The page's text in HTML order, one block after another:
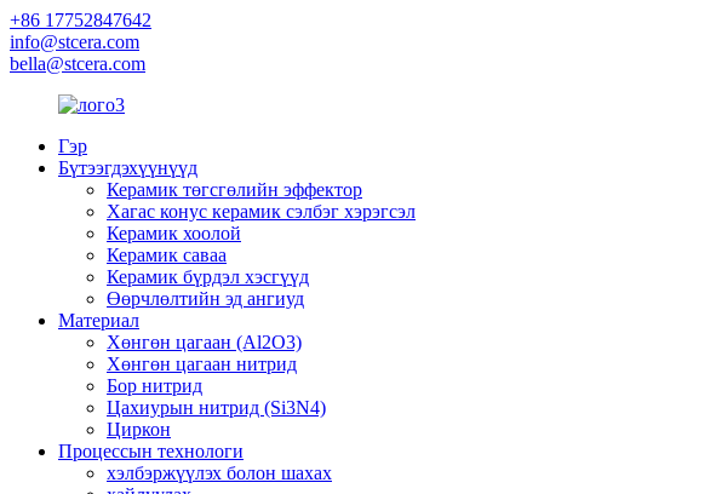
+86 17752847642
info@stcera.com
bella@stcera.com
Гэр
Бүтээгдэхүүнүүд
Керамик төгсгөлийн эффектор
Хагас конус керамик сэлбэг хэрэгсэл
Керамик хоолой
Керамик саваа
Керамик бүрдэл хэсгүүд
Өөрчлөлтийн эд ангиуд
Материал
Хөнгөн цагаан (Al2O3)
Хөнгөн цагаан нитрид
Бор нитрид
Цахиурын нитрид (Si3N4)
Циркон
Процессын технологи
хэлбэржүүлэх болон шахах